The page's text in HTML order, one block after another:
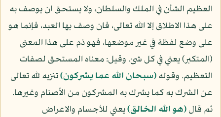
العظيم الشأن في الملك والسلطان، ولا يستحق ان يوصف به
على هذا الاطلاق إلا الله تعالى، فان وصف بها العبد، فإنما هو
على وضع لفظة في غير موضعها، فهو ذم على هذا المعنى
(المتكبر) يعني في كل شئ. وقيل: معناه المستحق لصفات
التعظيم. وقوله(سبحان الله عما يشركون)تنزيه لله تعالى
عن الشرك به كما يشرك به المشركون من الأصنام وغيرها.
ثم قال(هو الله الخالق)يعني للأجسام والاعراض